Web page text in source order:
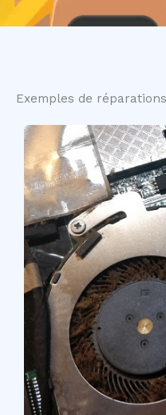
Exemples de